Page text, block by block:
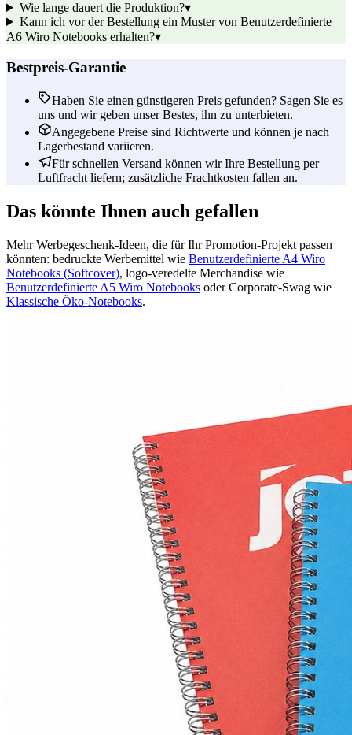
Wie lange dauert die Produktion?▾
Kann ich vor der Bestellung ein Muster von Benutzerdefinierte
A6 Wiro Notebooks erhalten?▾
Bestpreis-Garantie
Haben Sie einen günstigeren Preis gefunden? Sagen Sie es
uns und wir geben unser Bestes, ihn zu unterbieten.
Angegebene Preise sind Richtwerte und können je nach
Lagerbestand variieren.
Für schnellen Versand können wir Ihre Bestellung per
Luftfracht liefern; zusätzliche Frachtkosten fallen an.
Das könnte Ihnen auch gefallen
Mehr Werbegeschenk-Ideen, die für Ihr Promotion-Projekt passen
könnten: bedruckte Werbemittel wie Benutzerdefinierte A4 Wiro
Notebooks (Softcover), logo-veredelte Merchandise wie
Benutzerdefinierte A5 Wiro Notebooks oder Corporate-Swag wie
Klassische Öko-Notebooks.